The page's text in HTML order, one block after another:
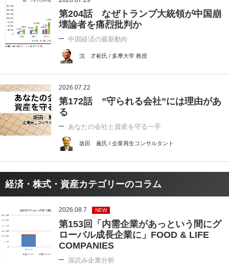
第204話 なぜトランプ大統領が中国崩
壊論者を痛烈批判か
中国経済の最新動向
沈 才彬氏 / 多摩大学 教授
2026.07.22
第172話 ”守られる会社”には理由があ
る
あなたの会社と資産を守る一手
坂田 薫氏 / 企業再生コンサルタント
経済・株式・資産カテゴリーのコラム
2026.08.7 NEW
第153回「内需企業があっという間にグ
ローバル成長企業に」FOOD & LIFE
COMPANIES
深読み企業分析